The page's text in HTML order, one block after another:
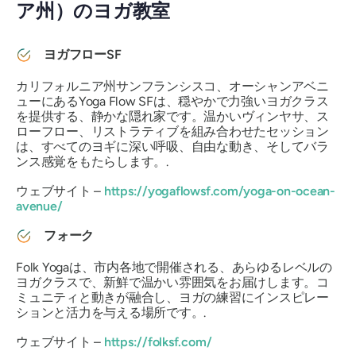
ア州）のヨガ教室
ヨガフローSF
カリフォルニア州サンフランシスコ、オーシャンアベニ
ューにあるYoga Flow SFは、穏やかで力強いヨガクラス
を提供する、静かな隠れ家です。温かいヴィンヤサ、ス
ローフロー、リストラティブを組み合わせたセッション
は、すべてのヨギに深い呼吸、自由な動き、そしてバラ
ンス感覚をもたらします。.
ウェブサイト – https://yogaflowsf.com/yoga-on-ocean-
avenue/
フォーク
Folk Yogaは、市内各地で開催される、あらゆるレベルの
ヨガクラスで、新鮮で温かい雰囲気をお届けします。コ
ミュニティと動きが融合し、ヨガの練習にインスピレー
ションと活力を与える場所です。.
ウェブサイト – https://folksf.com/